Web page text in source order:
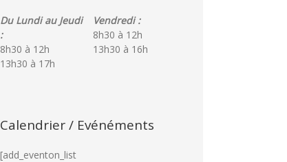
Du Lundi au Jeudi
:
8h30 à 12h
13h30 à 17h
Vendredi :
8h30 à 12h
13h30 à 16h
Calendrier / Evénéments
[add_eventon_list